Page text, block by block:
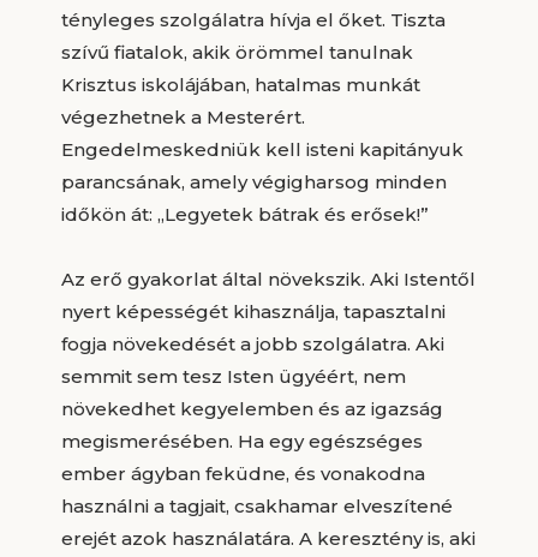
tényleges szolgálatra hívja el őket. Tiszta
szívű fiatalok, akik örömmel tanulnak
Krisztus iskolájában, hatalmas munkát
végezhetnek a Mesterért.
Engedelmeskedniük kell isteni kapitányuk
parancsának, amely végigharsog minden
időkön át: „Legyetek bátrak és erősek!”
Az erő gyakorlat által növekszik. Aki Istentől
nyert képességét kihasználja, tapasztalni
fogja növekedését a jobb szolgálatra. Aki
semmit sem tesz Isten ügyéért, nem
növekedhet kegyelemben és az igazság
megismerésében. Ha egy egészséges
ember ágyban feküdne, és vonakodna
használni a tagjait, csakhamar elveszítené
erejét azok használatára. A keresztény is, aki